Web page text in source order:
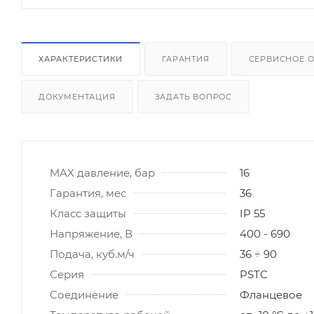
ХАРАКТЕРИСТИКИ ГАРАНТИЯ СЕРВИСНОЕ
ДОКУМЕНТАЦИЯ ЗАДАТЬ ВОПРОС
MAX давление, бар
16
Гарантия, мес
36
Класс защиты
IP 55
Напряжение, В
400 - 690
Подача, куб.м/ч
36 ÷ 90
Серия
PSTC
Соединение
Фланцевое